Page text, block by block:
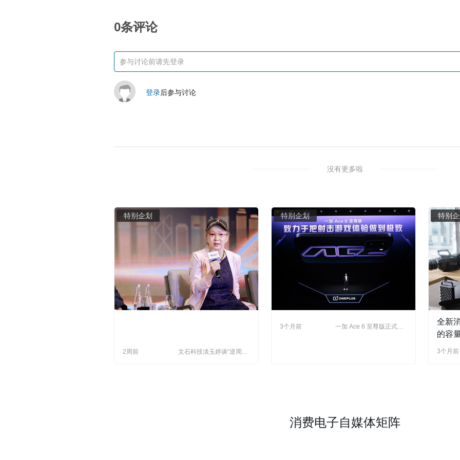
0条评论
登录后参与讨论
没有更多啦
特别企划
2周前
文石科技淡玉婷谈“逆周
特别企划
3个月前
一加 Ace 6 至尊版正式发
特别
全新
的容
的性
3个月前
消费电子自媒体矩阵